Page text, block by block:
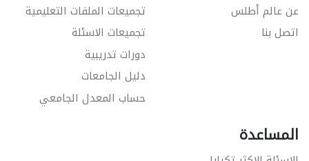
عن عالم أطلس
اتصل بنا
تجميعات الملفات التعليمية
تجميعات الاسئلة
دورات تدريبية
دليل الجامعات
حساب المعدل الجامعي
المساعدة